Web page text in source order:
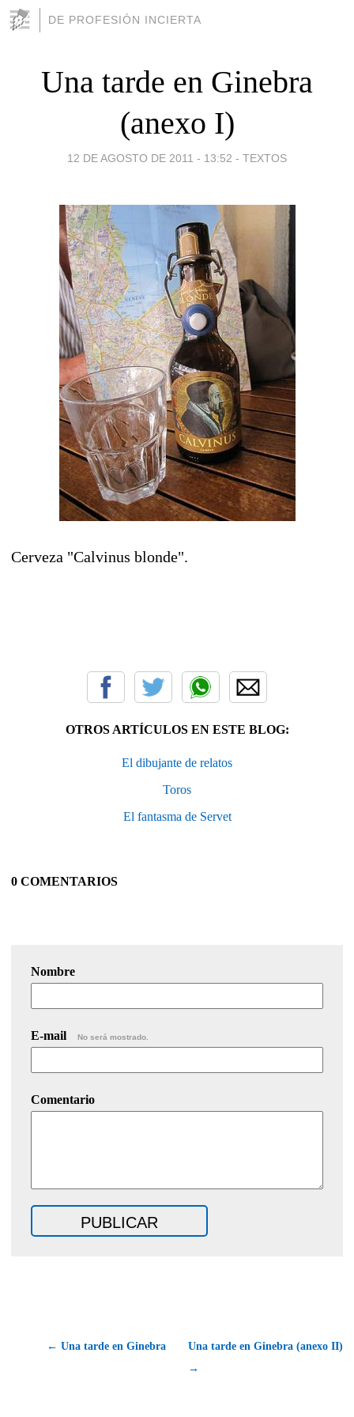
DE PROFESIÓN INCIERTA
Una tarde en Ginebra
(anexo I)
12 DE AGOSTO DE 2011 - 13:52 - TEXTOS
Cerveza "Calvinus blonde".
OTROS ARTÍCULOS EN ESTE BLOG:
El dibujante de relatos
Toros
El fantasma de Servet
0 COMENTARIOS
Nombre
E-mail No será mostrado.
Comentario
← Una tarde en Ginebra
Una tarde en Ginebra (anexo II)
→